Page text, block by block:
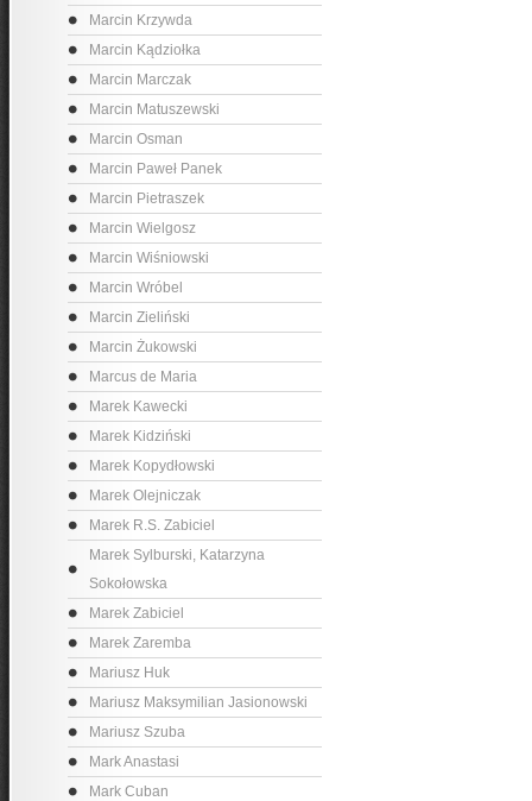
Marcin Krzywda
Marcin Kądziołka
Marcin Marczak
Marcin Matuszewski
Marcin Osman
Marcin Paweł Panek
Marcin Pietraszek
Marcin Wielgosz
Marcin Wiśniowski
Marcin Wróbel
Marcin Zieliński
Marcin Żukowski
Marcus de Maria
Marek Kawecki
Marek Kidziński
Marek Kopydłowski
Marek Olejniczak
Marek R.S. Zabiciel
Marek Sylburski, Katarzyna
Sokołowska
Marek Zabiciel
Marek Zaremba
Mariusz Huk
Mariusz Maksymilian Jasionowski
Mariusz Szuba
Mark Anastasi
Mark Cuban